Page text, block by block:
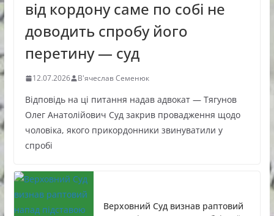
від кордону саме по собі не
доводить спробу його
перетину — суд
12.07.2026 В'ячеслав Семенюк
Відповідь на ці питання надав адвокат — Тягунов
Олег Анатолійович Суд закрив провадження щодо
чоловіка, якого прикордонники звинуватили у
спробі
Верховний Суд визнав раптовий